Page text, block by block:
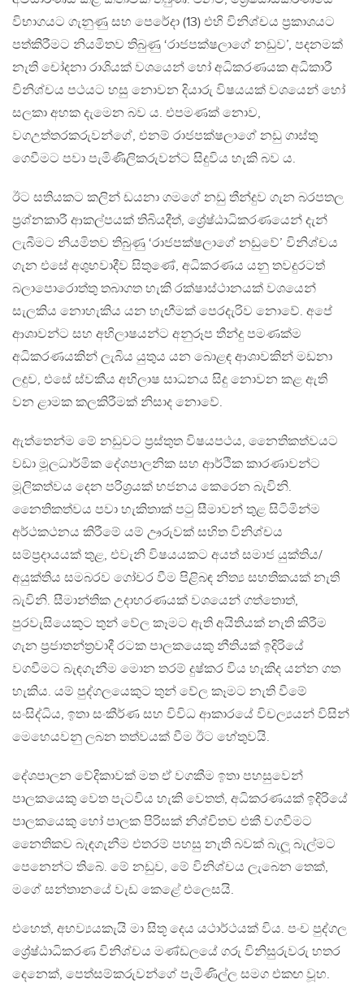
විභාගයට ගැනුණු සහ පෙරේදා (13) එහි විනිශ්චය ප්‍රකාශයට
පත්කිරීමට නියමිතව තිබුණු ‘රාජපක්ෂලාගේ නඩුව’, පදනමක්
නැති චෝදනා රාශියක් වශයෙන් හෝ අධිකරණයක අධිකාරී
විනිශ්චය පථයට හසු නොවන දියාරු විෂයයක් වශයෙන් හෝ
සලකා අහක දැමෙන බව ය. එපමණක් නොව,
වගඋත්තරකරුවන්ගේ, එනම් රාජපක්ෂලාගේ නඩු ගාස්තු
ගෙවීමට පවා පැමිණිලිකරුවන්ට සිදුවිය හැකි බව ය.
ඊට සතියකට කලින් ඩයනා ගමගේ නඩු තීන්දුව ගැන බරපතල
ප්‍රශ්නකාරී ආකල්පයක් තිබියදීත්, ශ්‍රේෂ්ඨාධිකරණයෙන් දැන්
ලැබීමට නියමිතව තිබුණු ‘රාජපක්ෂලාගේ නඩුවේ’ විනිශ්චය
ගැන එසේ අශුභවාදීව සිතුණේ, අධිකරණය යනු තවදුරටත්
බලාපොරොත්තු තබාගත හැකි රක්ෂාස්ථානයක් වශයෙන්
සැලකිය නොහැකිය යන හැඟීමක් පෙරදැරිව නොවේ. අපේ
ආශාවන්ට සහ අභිලාෂයන්ට අනුරූප තීන්දු පමණක්ම
අධිකරණයකින් ලැබිය යුතුය යන බොළඳ ආශාවකින් මඩනා
ලදුව, එසේ ස්වකීය අභිලාෂ සාධනය සිදු නොවන කළ ඇති
වන ළාමක කලකිරීමක් නිසාද නොවේ.
ඇත්තෙන්ම මේ නඩුවට ප්‍රස්තුත විෂයපථය, නෛතිකත්වයට
වඩා මූලධාර්මික දේශපාලනික සහ ආර්ථික කාරණාවන්ට
මූලිකත්වය දෙන පරිශ්‍රයක් භජනය කෙරෙන බැවිනි.
නෛතිකත්වය පවා හැකිතාක් පටු සීමාවන් තුළ සිටිමින්ම
අර්ථකථනය කිරීමේ යම් ඌරුවක් සහිත විනිශ්චය
සම්ප්‍රදායයක් තුළ, එවැනි විෂයයකට අයත් සමාජ යුක්තිය/
අයුක්තිය සමබරව ගෝචර වීම පිළිබඳ නිත්‍ය සහතිකයක් නැති
බැවිනි. සීමාන්තික උදාහරණයක් වශයෙන් ගත්තොත්,
පුරවැසියෙකුට තුන් වේල කෑමට ඇති අයිතියක් නැති කිරීම
ගැන ප්‍රජාතන්ත්‍රවාදී රටක පාලකයෙකු නීතියක් ඉදිරියේ
වගවීමට බැඳගැනීම මොන තරම් දුෂ්කර විය හැකිද යන්න ගත
හැකිය. යම් පුද්ගලයෙකුට තුන් වේල කෑමට නැති වීමේ
සංසිද්ධිය, ඉතා සංකීර්ණ සහ විවිධ ආකාරයේ විචල්‍යයන් විසින්
මෙහෙයවනු ලබන තත්වයක් වීම ඊට හේතුවයි.
දේශපාලන වේදිකාවක් මත ඒ වගකීම ඉතා පහසුවෙන්
පාලකයෙකු වෙත පැටවිය හැකි වෙතත්, අධිකරණයක් ඉදිරියේ
පාලකයෙකු හෝ පාලක පිරිසක් නිශ්චිතව එකී වගවීමට
නෛතිකව බැඳගැනීම එතරම් පහසු නැති බවක් බැලූ බැල්මට
පෙනෙන්ට තිබේ. මේ නඩුව, මේ විනිශ්චය ලැබෙන තෙක්,
මගේ සන්තානයේ වැඩ කෙළේ එලෙසයි.
එහෙත්, අභව්‍යයකැයි මා සිතූ දෙය යථාර්ථයක් විය. පංච පුද්ගල
ශ්‍රේෂ්ඨාධිකරණ විනිශ්චය මණ්ඩලයේ ගරු විනිසුරුවරු හතර
දෙනෙක්, පෙත්සම්කරුවන්ගේ පැමිණිල්ල සමග එකඟ වූහ.